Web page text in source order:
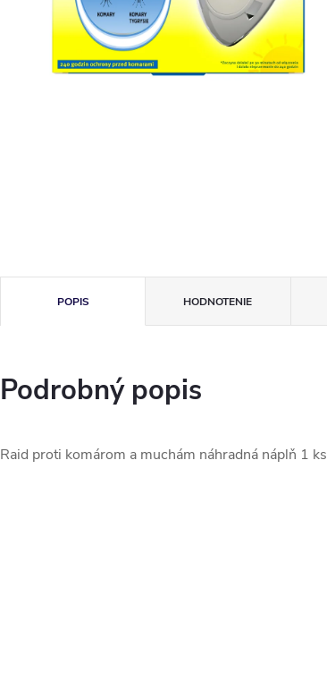
POPIS HODNOTENIE
Podrobný popis
Raid proti komárom a muchám náhradná náplň 1 ks